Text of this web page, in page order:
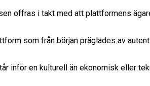
offras i takt med att plattformens
som från början präglades av
inför en kulturell än ekonomisk eller